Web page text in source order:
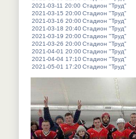
2021-03-11 20:00 Стадион "Труд"
2021-03-15 20:00Стадион "Труд"
2021-03-16 20:00Стадион "Труд"
2021-03-18 20:40Стадион "Труд"
2021-03-19 20:00Стадион "Труд"
2021-03-26 20:00Стадион "Труд"
2021-04-01 20:00Стадион "Труд"
2021-04-04 17:10Стадион "Труд"
2021-05-01 17:20Стадион "Труд"